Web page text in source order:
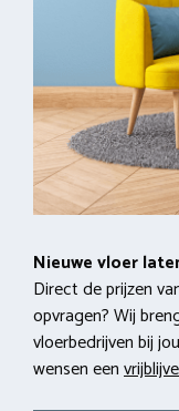
Nieuwe vloer
Direct de prijzen
opvragen? Wij
vloerbedrijven bij
wensen een